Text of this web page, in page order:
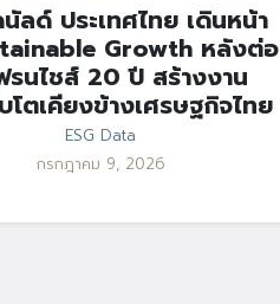
ลด์ ประเทศไทย เดินหน้า
Growth หลังต่อ
นไชส์ 20 ปี สร้างงาน
โตเคียงข้างเศรษฐกิจไทย
ESG Data
กรกฎาคม 9, 2026